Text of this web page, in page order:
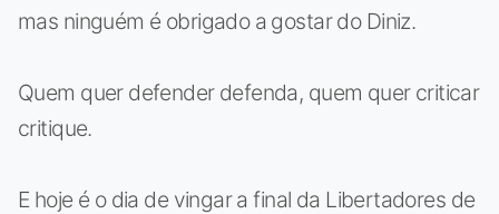
mas ninguém é obrigado a gostar do Diniz.
Quem quer defender defenda, quem quer criticar
critique.
E hoje é o dia de vingar a final da Libertadores de